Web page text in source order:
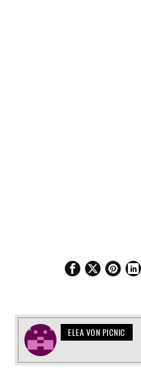
ELEA VON PICNIC